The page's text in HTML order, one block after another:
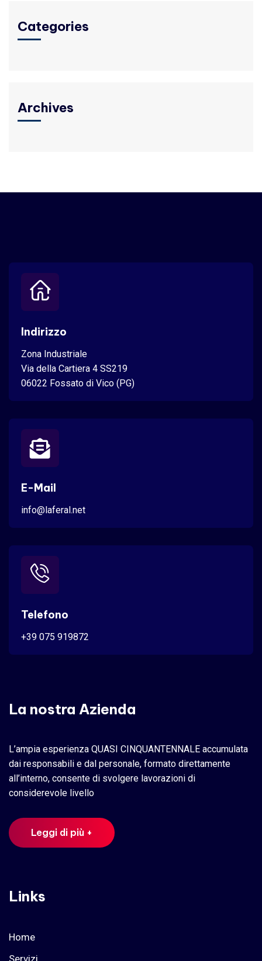
Categories
Archives
Indirizzo
Zona Industriale
Via della Cartiera 4 SS219
06022 Fossato di Vico (PG)
E-Mail
info@laferal.net
Telefono
+39 075 919872
La nostra Azienda
L’ampia esperienza QUASI CINQUANTENNALE accumulata
dai responsabili e dal personale, formato direttamente
all’interno, consente di svolgere lavorazioni di
considerevole livello
Leggi di più +
Links
Home